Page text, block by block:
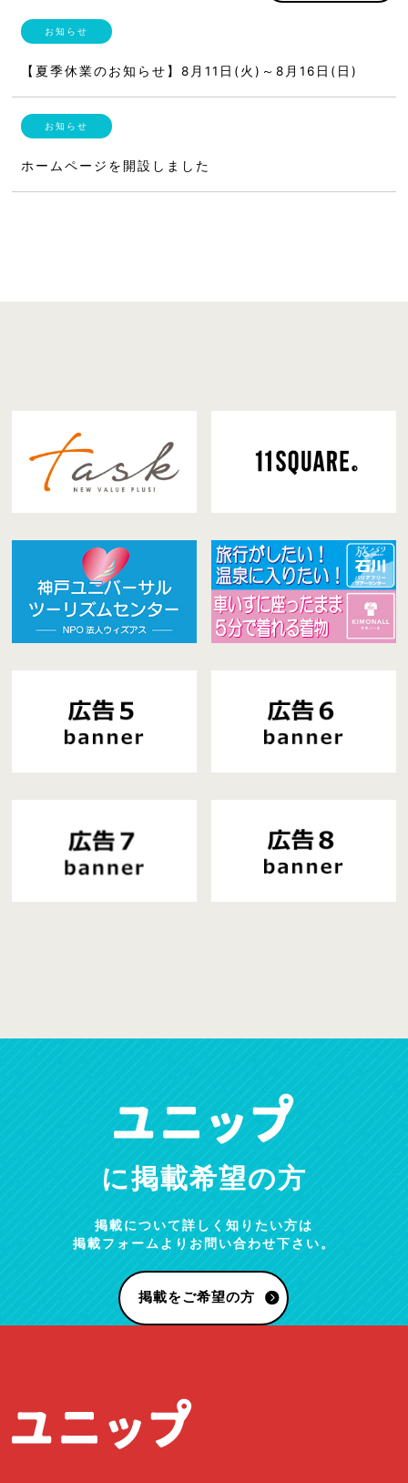
【夏季休業のお知らせ】8月11日(火)～8月16日(日)
ホームページを開設しました
に掲載希望の方
掲載について詳しく知りたい方は
掲載フォームよりお問い合わせ下さい。
掲載をご希望の方